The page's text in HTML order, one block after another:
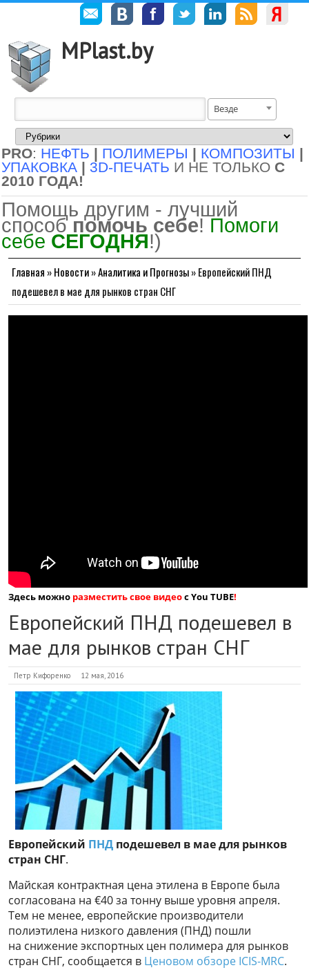
MPlast.by
Везде
PRO: НЕФТЬ | ПОЛИМЕРЫ | КОМПОЗИТЫ |
УПАКОВКА | 3D-ПЕЧАТЬ И НЕ ТОЛЬКО С
2010 ГОДА!
Помощь другим - лучший
способ помочь себе! Помоги
себе СЕГОДНЯ!)
Главная »Новости»Аналитика и Прогнозы»Европейский ПНД
подешевел в мае для рынков стран СНГ
Здесь можно разместить свое видеос You TUBE!
Европейский ПНД подешевел в
мае для рынков стран СНГ
Петр Кифоренко 12 мая, 2016
Европейский ПНД подешевел в мае для рынков
стран СНГ.
Майская контрактная цена этилена в Европе была
согласована на €40 за тонну выше уровня апреля.
Тем не менее, европейские производители
полиэтилена низкого давления (ПНД) пошли
на снижение экспортных цен полимера для рынков
стран СНГ, сообщается в Ценовом обзоре ICIS-MRC.